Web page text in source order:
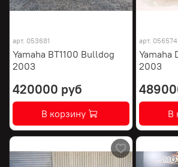
арт. 053681
Yamaha BT1100 Bulldog
2003
420000 руб
В корзину
арт. 056574
Yamaha
2003
В